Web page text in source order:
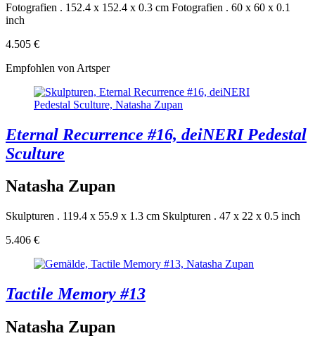
Fotografien . 152.4 x 152.4 x 0.3 cm Fotografien . 60 x 60 x 0.1
inch
4.505 €
Empfohlen von Artsper
Eternal Recurrence #16, deiNERI Pedestal
Sculture
Natasha Zupan
Skulpturen . 119.4 x 55.9 x 1.3 cm Skulpturen . 47 x 22 x 0.5 inch
5.406 €
Tactile Memory #13
Natasha Zupan